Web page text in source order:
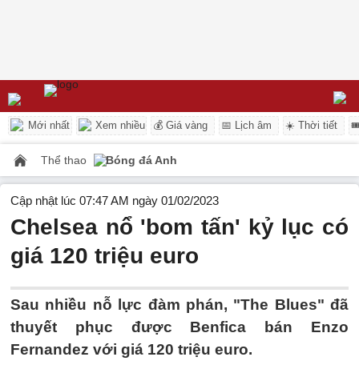
Mới nhất Xem nhiều 💰 Giá vàng 📅 Lịch âm ☀️ Thời tiết
Thể thao Bóng đá Anh
Cập nhật lúc 07:47 AM ngày 01/02/2023
Chelsea nổ 'bom tấn' kỷ lục có
giá 120 triệu euro
Sau nhiều nỗ lực đàm phán, "The Blues" đã
thuyết phục được Benfica bán Enzo
Fernandez với giá 120 triệu euro.